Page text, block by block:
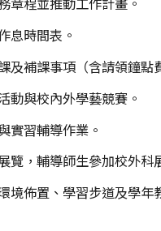
息時間表。
及補課事項（含請領鐘點
動與校內外學藝競賽。
實習輔導作業。
覽，輔導師生參加校外科
境佈置、學習步道及學年